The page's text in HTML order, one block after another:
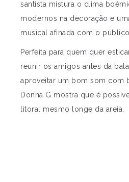
santista mistura o clima
modernos na decoração e
musical afinada com o
Perfeita para quem quer
reunir os amigos antes da
aproveitar um bom som com
Donna G mostra que é
litoral mesmo longe da areia.